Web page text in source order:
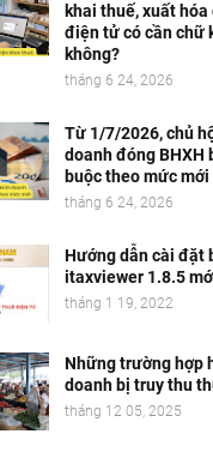
khai thuế, xuất hóa
điện tử có cần chữ
không?
tháng 6 24, 2026
Từ 1/7/2026, chủ
doanh đóng BHXH
buộc theo mức mới
tháng 6 24, 2026
Hướng dẫn cài đặt
itaxviewer 1.8.5
tháng 1 19, 2022
Những trường hợp
doanh bị truy thu
tháng 12 05, 2025